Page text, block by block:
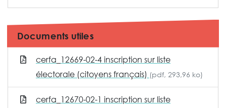
Documents utiles
cerfa_12669-02-4 inscription sur liste
électorale (citoyens français) (pdf, 293,96 ko)
cerfa_12670-02-1 inscription sur liste